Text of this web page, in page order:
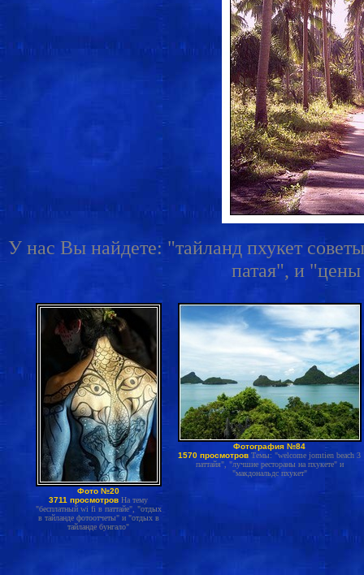
У нас Вы найдете: "тайланд пхукет
патая", и "цены
Фото №20
3711 просмотров На тему
"бесплатный wi fi в паттайе", "отдых
в тайланде фотоотчеты" и "отдых в
тайланде бунгало"
Фотография №84
1570 просмотров Темы: "welcome jomtien beach 3
паттайя", "лучшие рестораны на пхукете" и
"макдональдс пхукет"